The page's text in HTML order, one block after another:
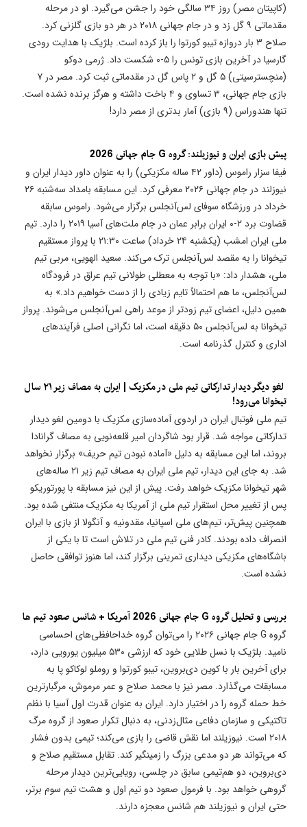
(کاپیتان مصر) روز ۳۴ سالگی خود را جشن می‌گیرد. او در مرحله
مقدماتی ۹ گل زد و در جام جهانی ۲۰۱۸ در هر دو بازی گلزنی کرد.
صلاح ۳ بار دروازه تیبو کورتوا را باز کرده است. بلژیک با هدایت رودی
گارسیا در آخرین بازی تونس را ۵-۰ شکست داد. ژرمی دوکو
(منچسترسیتی) ۵ گل و ۲ پاس گل در مقدماتی ثبت کرد. مصر در ۷
بازی جام جهانی، ۳ تساوی و ۴ باخت داشته و هرگز برنده نشده است.
تنها هندوراس (۹ بازی) آمار بدتری از مصر دارد!
پیش بازی ایران و نیوزیلند: گروه G جام جهانی 2026
فیفا سزار راموس (داور ۴۲ ساله مکزیکی) را به عنوان داور دیدار ایران و
نیوزلند در جام جهانی ۲۰۲۶ معرفی کرد. این مسابقه بامداد سه‌شنبه ۲۶
خرداد در ورزشگاه سوفای لس‌آنجلس برگزار می‌شود. راموس سابقه
قضاوت برد ۲-۰ ایران برابر عمان در جام ملت‌های آسیا ۲۰۱۹ را دارد. تیم
ملی ایران امشب (یکشنبه ۲۴ خرداد) ساعت ۲۱:۳۰ با پرواز مستقیم
تیخوانا را به مقصد لس‌آنجلس ترک می‌کند. سعید الهویی، مربی تیم
ملی، هشدار داد: «با توجه به معطلی طولانی تیم عراق در فرودگاه
لس‌آنجلس، ما هم احتمالاً تایم زیادی را از دست خواهیم داد.» به
همین دلیل، اعضای تیم زودتر از موعد راهی لس‌آنجلس می‌شوند. پرواز
تیخوانا به لس‌آنجلس ۵۰ دقیقه است، اما نگرانی اصلی فرآیندهای
اداری و کنترل گذرنامه است.
​ لغو دیگر دیدار تدارکاتی تیم ملی در مکزیک | ایران به مصاف زیر ۲۱ سال
تیخوانا می‌رود!
تیم ملی فوتبال ایران در اردوی آماده‌سازی مکزیک با دومین لغو دیدار
تدارکاتی مواجه شد. قرار بود شاگردان امیر قلعه‌نویی به مصاف گرانادا
بروند، اما این مسابقه به دلیل «آماده نبودن تیم حریف» برگزار نخواهد
شد. به جای این دیدار، تیم ملی ایران به مصاف تیم زیر ۲۱ ساله‌های
شهر تیخوانا مکزیک خواهد رفت. پیش از این نیز مسابقه با پورتوریکو
پس از تغییر محل استقرار تیم ملی از آمریکا به مکزیک منتفی شده بود.
همچنین پیش‌تر، تیم‌های ملی اسپانیا، مقدونیه و آنگولا از بازی با ایران
انصراف داده بودند. کادر فنی تیم ملی در تلاش است تا با یکی از
باشگاه‌های مکزیکی دیداری تمرینی برگزار کند، اما هنوز توافقی حاصل
نشده است.
بررسی و تحلیل گروه G جام جهانی 2026 آمریکا + شانس صعود تیم ها
گروه G جام جهانی ۲۰۲۶ را می‌توان گروه خداحافظی‌های احساسی
نامید. بلژیک با نسل طلایی خود که ارزشی ۵۳۰ میلیون یورویی دارد،
برای آخرین بار با کوین دی‌بروین، تیبو کورتوا و روملو لوکاکو پا به
مسابقات می‌گذارد. مصر نیز با محمد صلاح و عمر مرموش، مرگبارترین
خط حمله گروه را در اختیار دارد. ایران به عنوان قدرت اول آسیا با نظم
تاکتیکی و سازمان دفاعی مثال‌زدنی، به دنبال تکرار صعود از گروه مرگ
۲۰۱۸ است. نیوزیلند اما نقش قاضی را بازی می‌کند؛ تیمی بدون فشار
که می‌تواند هر دو مدعی بزرگ را زمینگیر کند. تقابل مستقیم صلاح و
دی‌بروین، دو هم‌تیمی سابق در چلسی، رویایی‌ترین دیدار مرحله
گروهی خواهد بود. با فرمول صعود دو تیم اول و هشت تیم سوم برتر،
حتی ایران و نیوزیلند هم شانس معجزه دارند.